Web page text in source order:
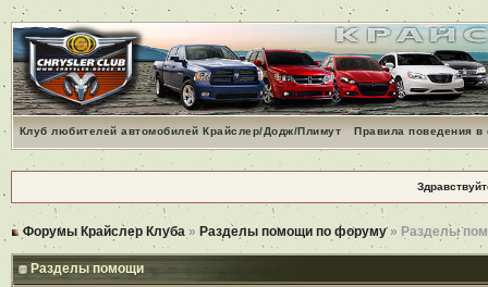
Клуб любителей автомобилей Крайслер/Додж/Плимут Правила поведения
Форумы Крайслер Клуба » Разделы помощи по форуму» Разделы
Разделы помощи